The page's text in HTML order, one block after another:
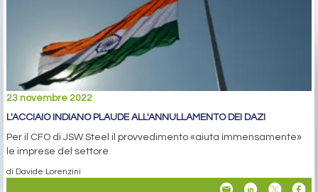
23 novembre 2022
L'ACCIAIO INDIANO PLAUDE ALL'ANNULLAMENTO DEI DAZI
Per il CFO di JSW Steel il provvedimento «aiuta immensamente»
le imprese del settore
di Davide Lorenzini